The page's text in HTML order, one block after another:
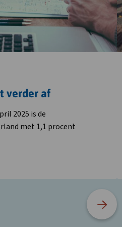
verder af
2025 is de
met 1,1 procent